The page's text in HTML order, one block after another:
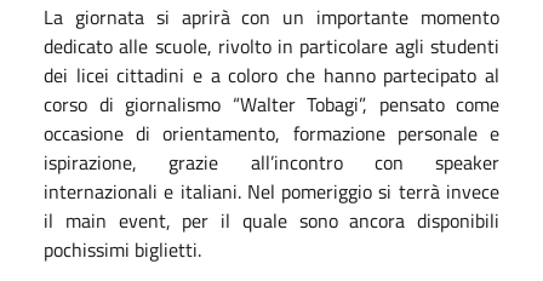
La giornata si aprirà con un importante momento
dedicato alle scuole, rivolto in particolare agli studenti
dei licei cittadini e a coloro che hanno partecipato al
corso di giornalismo “Walter Tobagi”, pensato come
occasione di orientamento, formazione personale e
ispirazione, grazie all’incontro con speaker
internazionali e italiani. Nel pomeriggio si terrà invece
il main event, per il quale sono ancora disponibili
pochissimi biglietti.